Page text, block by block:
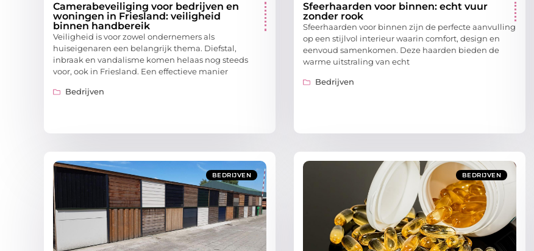
Camerabeveiliging voor bedrijven en
woningen in Friesland: veiligheid
binnen handbereik
Veiligheid is voor zowel ondernemers als
huiseigenaren een belangrijk thema. Diefstal,
inbraak en vandalisme komen helaas nog steeds
voor, ook in Friesland. Een effectieve manier
Bedrijven
Sfeerhaarden voor binnen: echt vuur
zonder rook
Sfeerhaarden voor binnen zijn de perfecte aanvulling
op een stijlvol interieur waarin comfort, design en
eenvoud samenkomen. Deze haarden bieden de
warme uitstraling van echt
Bedrijven
BEDRIJVEN BEDRIJVEN